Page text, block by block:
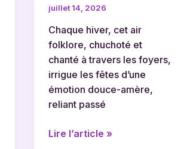
juillet 14, 2026
Chaque hiver, cet air
folklore, chuchoté et
chanté à travers les foyers,
irrigue les fêtes d’une
émotion douce-amère,
reliant passé
Lire l’article »